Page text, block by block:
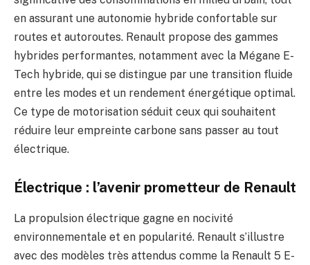
en assurant une autonomie hybride confortable sur
routes et autoroutes. Renault propose des gammes
hybrides performantes, notamment avec la Mégane E-
Tech hybride, qui se distingue par une transition fluide
entre les modes et un rendement énergétique optimal.
Ce type de motorisation séduit ceux qui souhaitent
réduire leur empreinte carbone sans passer au tout
électrique.
Électrique : l’avenir prometteur de Renault
La propulsion électrique gagne en nocivité
environnementale et en popularité. Renault s’illustre
avec des modèles très attendus comme la Renault 5 E-